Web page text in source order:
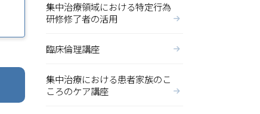
集中治療領域における特定行為
研修修了者の活用
臨床倫理講座
集中治療における患者家族のこ
ころのケア講座